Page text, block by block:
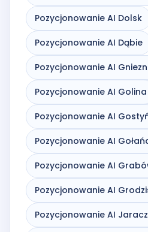
Pozycjonowanie AI Dolsk
Pozycjonowanie AI Dąbie
Pozycjonowanie AI
Pozycjonowanie AI Golina
Pozycjonowanie AI
Pozycjonowanie AI
Pozycjonowanie AI
Pozycjonowanie AI
Pozycjonowanie AI